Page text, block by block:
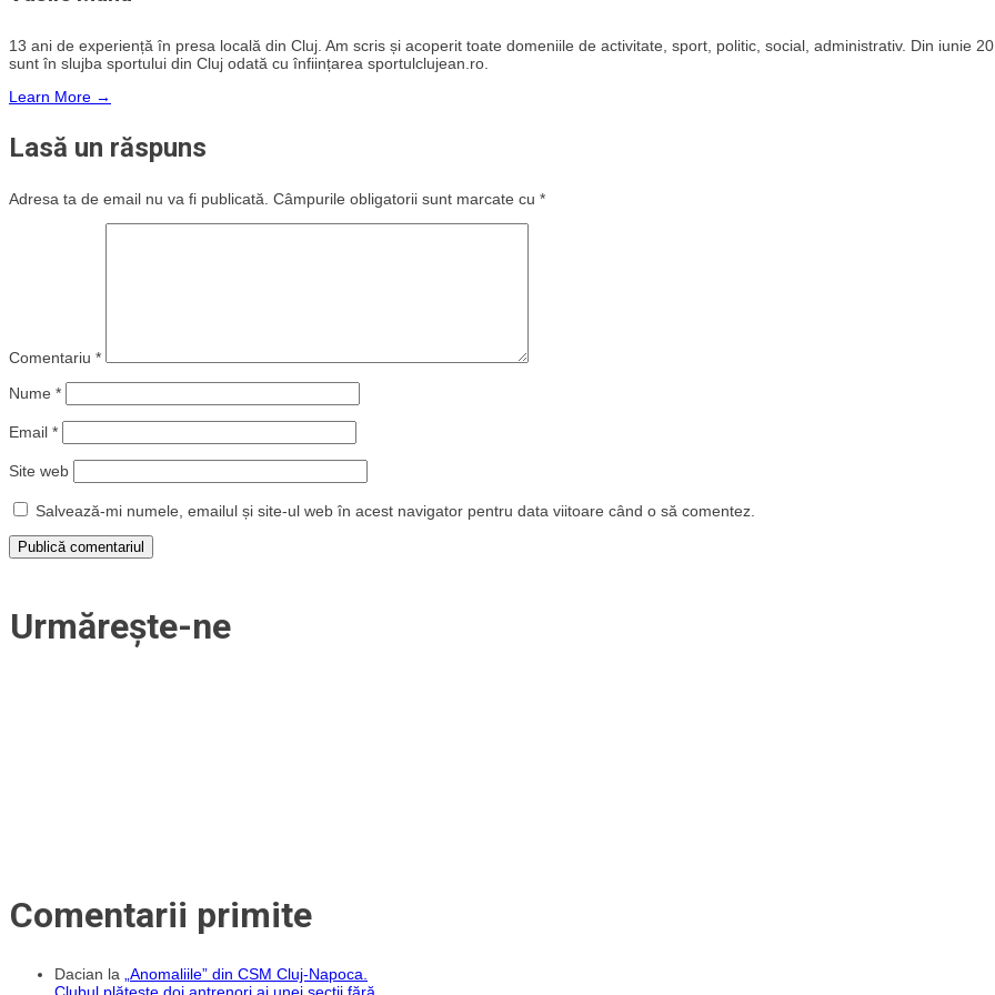
13 ani de experiență în presa locală din Cluj. Am scris și acoperit toate domeniile de activitate, sport, politic, social, administrativ. Din iunie
sunt în slujba sportului din Cluj odată cu înființarea sportulclujean.ro.
Learn More →
Lasă un răspuns
Adresa ta de email nu va fi publicată. Câmpurile obligatorii sunt marcate cu *
Comentariu *
Nume *
Email *
Site web
Salvează-mi numele, emailul și site-ul web în acest navigator pentru data viitoare când o să comentez.
Urmărește-ne
Comentarii primite
Dacian la „Anomaliile” din CSM Cluj-Napoca.